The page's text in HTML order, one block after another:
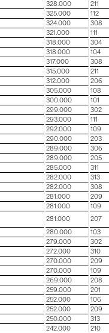
328.000
211
325.000
112
324.000
308
321.000
111
318.000
304
318.000
104
317.000
308
315.000
211
312.000
206
305.000
108
300.000
101
299.000
302
293.000
111
292.000
109
290.000
203
289.000
306
289.000
205
285.000
311
282.000
313
282.000
308
281.000
209
281.000
109
281.000
207
280.000
103
279.000
302
272.000
310
270.000
209
270.000
109
269.000
208
259.000
201
252.000
106
252.000
209
250.000
313
242.000
210